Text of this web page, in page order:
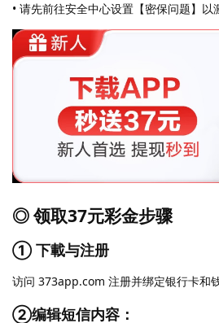
• 请先前往安全中心设置【密保问题】以
◎ 领取37元彩金步骤
① 下載与注册
访问 373app.com 注册并绑定银行卡和
②编辑短信内容：